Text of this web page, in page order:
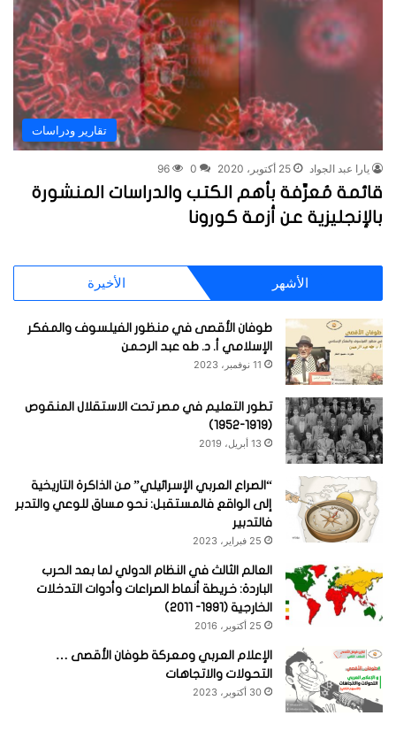
تقارير ودراسات
يارا عبد الجواد 25 أكتوبر، 2020 0
96
قائمة مُعرِّفة بأهم الكتب والدراسات المنشورة
بالإنجليزية عن أزمة كورونا
الأشهر الأخيرة
طوفان الأقصى في منظور الفيلسوف والمفكر
الإسلامي أ. د. طه عبد الرحمن
11 نوفمبر، 2023
تطور التعليم في مصر تحت الاستقلال المنقوص
(1919-1952)
13 أبريل، 2019
“الصراع العربي الإسرائيلي” من الذاكرة التاريخية
إلى الواقع فالمستقبل: نحو مساق للوعي والتدبر
فالتدبير
25 فبراير، 2023
العالم الثالث في النظام الدولي لما بعد الحرب
الباردة: خريطة أنماط الصراعات وأدوات التدخلات
الخارجية (1991- 2011)
25 أكتوبر، 2016
الإعلام العربي ومعركة طوفان الأقصى …
التحولات والاتجاهات
30 أكتوبر، 2023